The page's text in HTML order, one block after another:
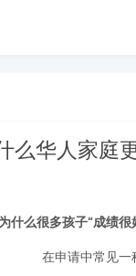
么华人家庭
为什么很多孩子“成绩很
在申请中常见一